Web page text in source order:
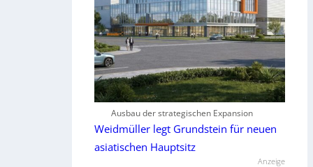
Ausbau der strategischen Expansion
Weidmüller legt Grundstein für neuen
asiatischen Hauptsitz
Anzeige